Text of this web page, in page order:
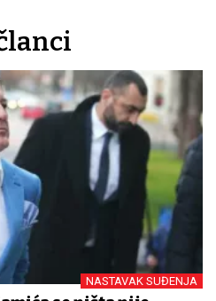
NASTAVAK SUĐENJA